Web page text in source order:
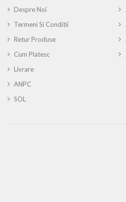
Despre Noi
Termeni Si Conditii
Retur Produse
Cum Platesc
Livrare
ANPC
SOL